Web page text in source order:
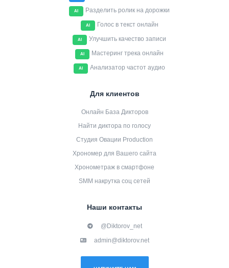
AI Разделить ролик на дорожки
AI Голос в текст онлайн
AI Улучшить качество записи
AI Мастеринг трека онлайн
AI Анализатор частот аудио
Для клиентов
Онлайн База Дикторов
Найти диктора по голосу
Студия Овации Production
Хрономер для Вашего сайта
Хронометраж в смартфоне
SMM накрутка соц сетей
Наши контакты
@Diktorov_net
admin@diktorov.net